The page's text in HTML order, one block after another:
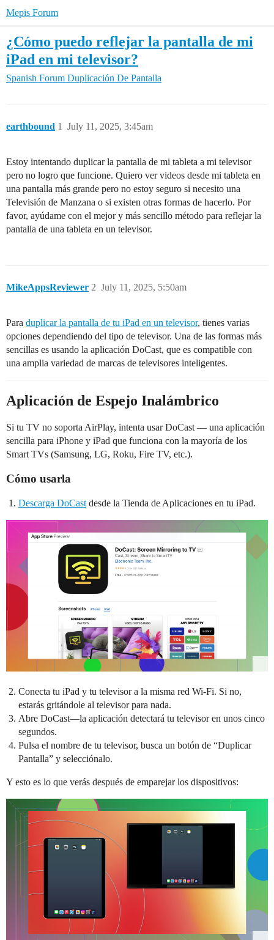
Mepis Forum
¿Cómo puedo reflejar la pantalla de mi
iPad en mi televisor?
Spanish Forum Duplicación De Pantalla
earthbound July 11, 2025, 3:45am
1
Estoy intentando duplicar la pantalla de mi tableta a mi televisor
pero no logro que funcione. Quiero ver videos desde mi tableta en
una pantalla más grande pero no estoy seguro si necesito una
Televisión de Manzana o si existen otras formas de hacerlo. Por
favor, ayúdame con el mejor y más sencillo método para reflejar la
pantalla de una tableta en un televisor.
MikeAppsReviewer July 11, 2025, 5:50am
2
Para duplicar la pantalla de tu iPad en un televisor, tienes varias
opciones dependiendo del tipo de televisor. Una de las formas más
sencillas es usando la aplicación DoCast, que es compatible con
una amplia variedad de marcas de televisores inteligentes.
Aplicación de Espejo Inalámbrico
Si tu TV no soporta AirPlay, intenta usar DoCast — una aplicación
sencilla para iPhone y iPad que funciona con la mayoría de los
Smart TVs (Samsung, LG, Roku, Fire TV, etc.).
Cómo usarla
Descarga DoCast desde la Tienda de Aplicaciones en tu iPad.
Conecta tu iPad y tu televisor a la misma red Wi-Fi. Si no,
estarás gritándole al televisor para nada.
Abre DoCast—la aplicación detectará tu televisor en unos cinco
segundos.
Pulsa el nombre de tu televisor, busca un botón de “Duplicar
Pantalla” y selecciónalo.
Y esto es lo que verás después de emparejar los dispositivos: